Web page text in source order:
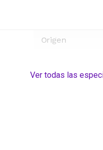
Origen
Ver todas las